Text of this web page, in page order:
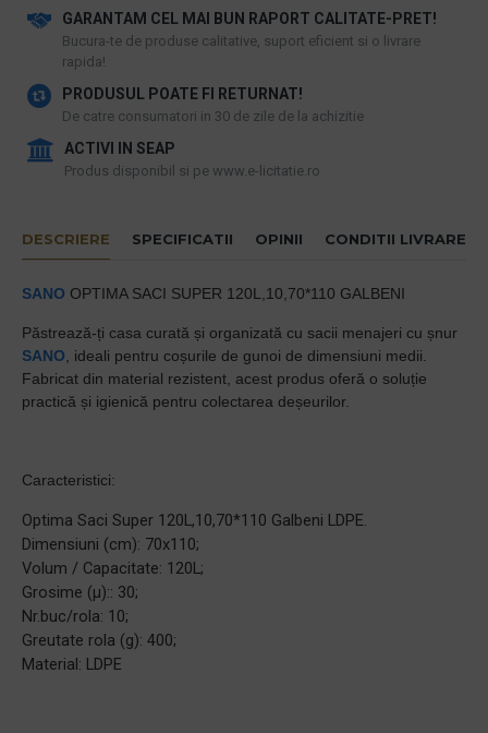
GARANTAM CEL MAI BUN RAPORT CALITATE-PRET!
​Bucura-te de produse calitative, suport eficient si o livrare
rapida!
PRODUSUL POATE FI RETURNAT!
De catre consumatori in 30 de zile de la achizitie
ACTIVI IN SEAP
Produs disponibil si pe www.e-licitatie.ro
DESCRIERE SPECIFICATII OPINII CONDITII LIVRARE
SANO OPTIMA SACI SUPER 120L,10,70*110 GALBENI
Păstrează-ți casa curată și organizată cu sacii menajeri cu șnur
SANO , ideali pentru coșurile de gunoi de dimensiuni medii.
Fabricat din material rezistent, acest produs oferă o soluție
practică și igienică pentru colectarea deșeurilor.
Caracteristici:
Optima Saci Super 120L,10,70*110 Galbeni LDPE.
Dimensiuni (cm): 70x110;
Volum / Capacitate: 120L;
Grosime (µ):: 30;
Nr.buc/rola: 10;
Greutate rola (g): 400;
Material: LDPE